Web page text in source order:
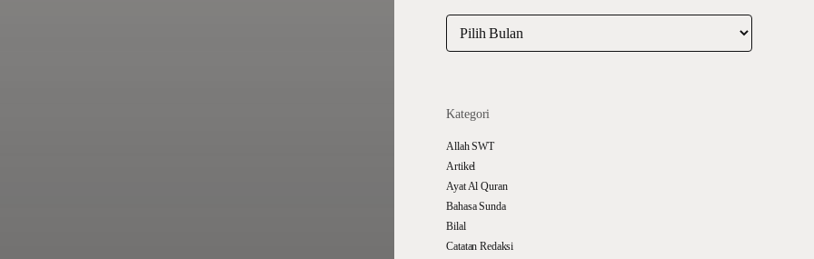
Kategori
Allah SWT
Artikel
Ayat Al Quran
Bahasa Sunda
Bilal
Catatan Redaksi